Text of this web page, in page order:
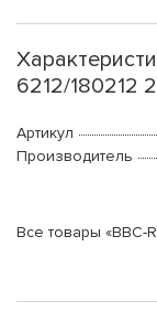
6212/180212
Артикул
Производитель
Все товары «BBC-